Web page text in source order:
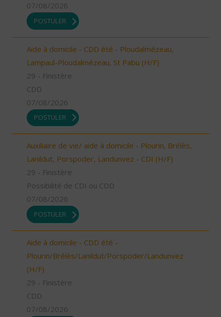
07/08/2026
POSTULER
Aide à domicile - CDD été - Ploudalmézeau,
Lampaul-Ploudalmézeau, St Pabu (H/F)
29 - Finistère
CDD
07/08/2026
POSTULER
Auxiliaire de vie/ aide à domicile - Plourin, Brélès,
Lanildut, Porspoder, Landunvez - CDI (H/F)
29 - Finistère
Possibilité de CDI ou CDD
07/08/2026
POSTULER
Aide à domicile - CDD été -
Plourin/Brélès/Lanildut/Porspoder/Landunvez
(H/F)
29 - Finistère
CDD
07/08/2026